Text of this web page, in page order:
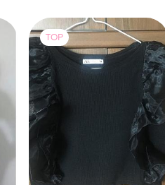
180 грн 0
ZARA